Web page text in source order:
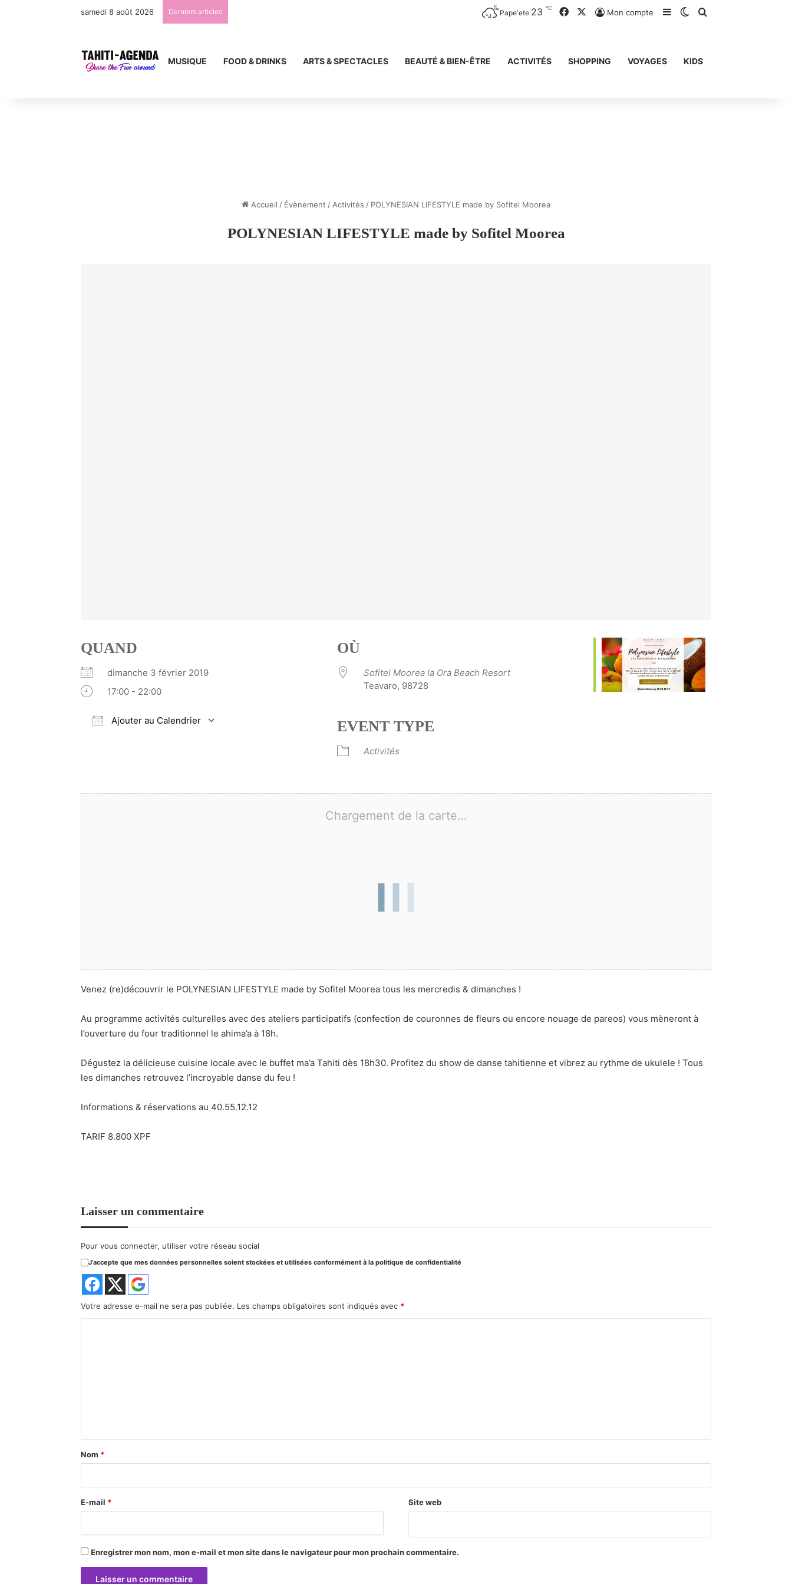
samedi 8 août 2026 Derniers articles Pape'ete 23 ℃ FacebookMon compte Sidebar (barre latérale)
Switch skin
MUSIQUE FOOD & DRINKS ARTS & SPECTACLES BEAUTÉ & BIEN-ÊTRE ACTIVITÉS SHOPPING VOYAGES KIDS
Accueil / Évènement / Activités / POLYNESIAN LIFESTYLE made by Sofitel Moorea
POLYNESIAN LIFESTYLE made by Sofitel Moorea
QUAND
dimanche 3 février 2019
17:00 - 22:00
Ajouter au Calendrier
OÙ
Sofitel Moorea Ia Ora Beach Resort
Teavaro, 98728
EVENT TYPE
Activités
Chargement de la carte…
Venez (re)découvrir le POLYNESIAN LIFESTYLE made by Sofitel Moorea tous les mercredis & dimanches !
Au programme activités culturelles avec des ateliers participatifs (confection de couronnes de fleurs ou encore nouage de pareos) vous mèneront à
l’ouverture du four traditionnel le ahima’a à 18h.
Dégustez la délicieuse cuisine locale avec le buffet ma’a Tahiti dès 18h30. Profitez du show de danse tahitienne et vibrez au rythme de ukulele ! Tous
les dimanches retrouvez l’incroyable danse du feu !
Informations & réservations au 40.55.12.12
TARIF 8.800 XPF
Laisser un commentaire
Pour vous connecter, utiliser votre réseau social
J'accepte que mes données personnelles soient stockées et utilisées conformément à la politique de confidentialité
Votre adresse e-mail ne sera pas publiée. Les champs obligatoires sont indiqués avec *
a
r
e
Nom *
E-mail * Site web
Enregistrer mon nom, mon e-mail et mon site dans le navigateur pour mon prochain commentaire.